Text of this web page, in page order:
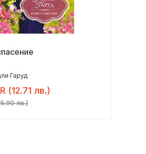
Гаруд
(12.71 лв.)
лв.)